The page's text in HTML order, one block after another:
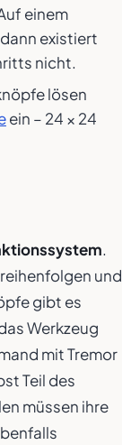
einem
existiert
nicht.
lösen
ein – 24 × 24
.
und
gibt es
Werkzeug
mit Tremor
Teil des
müssen ihre